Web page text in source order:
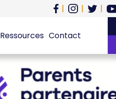
Ressources Contact